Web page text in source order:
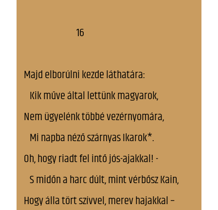
16
Majd elborúlni kezde láthatára:
Kik műve által lettünk magyarok,
Nem ügyelénk többé vezérnyomára,
Mi napba néző szárnyas Ikarok*.
Oh, hogy riadt fel intő jós-ajakkal! -
S midőn a harc dúlt, mint vérbősz Kain,
Hogy álla tört szívvel, merev hajakkal –